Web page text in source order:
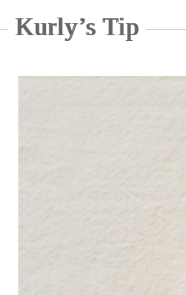
Kurly’s Tip